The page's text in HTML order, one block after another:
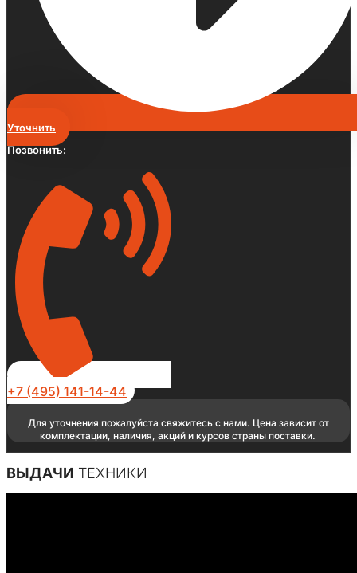
Уточнить
Позвонить:
+7 (495) 141-14-44
Для уточнения пожалуйста свяжитесь с нами. Цена зависит от
комплектации, наличия, акций и курсов страны поставки.
ВЫДАЧИ ТЕХНИКИ